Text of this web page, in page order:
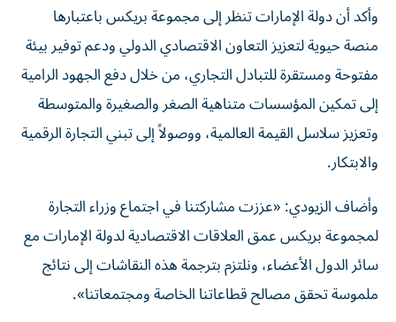
وأكد أن دولة الإمارات تنظر إلى مجموعة بريكس باعتبارها
منصة حيوية لتعزيز التعاون الاقتصادي الدولي ودعم توفير بيئة
مفتوحة ومستقرة للتبادل التجاري، من خلال دفع الجهود الرامية
إلى تمكين المؤسسات متناهية الصغر والصغيرة والمتوسطة
وتعزيز سلاسل القيمة العالمية، ووصولاً إلى تبني التجارة الرقمية
والابتكار.
وأضاف الزيودي: «عززت مشاركتنا في اجتماع وزراء التجارة
لمجموعة بريكس عمق العلاقات الاقتصادية لدولة الإمارات مع
سائر الدول الأعضاء، ونلتزم بترجمة هذه النقاشات إلى نتائج
ملموسة تحقق مصالح قطاعاتنا الخاصة ومجتمعاتنا».